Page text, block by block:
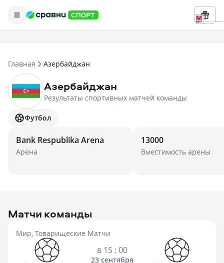
Реклама ООО «БК «Марафон» ИНН
Главная Азербайджан
Азербайджан
Результаты спортивных матчей команды
Футбол
Bank Respublika Arena
Арена
13000
Вместимость арены
Матчи команды
Мир, Товарищеские Матчи
в 15 : 00
23 сентября